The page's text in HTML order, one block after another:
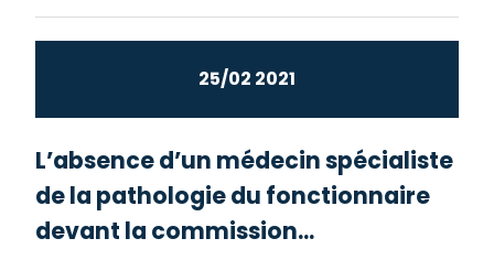
25/02 2021
L’absence d’un médecin spécialiste
de la pathologie du fonctionnaire
devant la commission...